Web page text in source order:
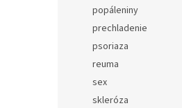
popáleniny
prechladenie
psoriaza
reuma
sex
skleróza